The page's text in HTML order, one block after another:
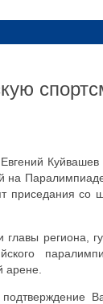
приседания
региона,
арене.